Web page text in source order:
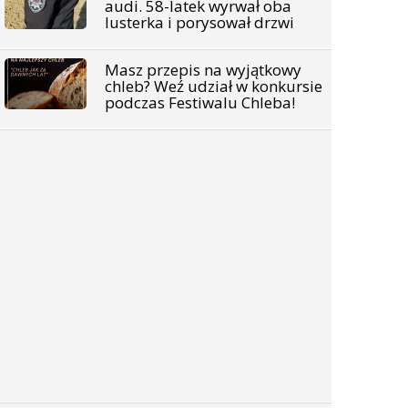
audi. 58-latek wyrwał oba
lusterka i porysował drzwi
Masz przepis na wyjątkowy
chleb? Weź udział w konkursie
podczas Festiwalu Chleba!